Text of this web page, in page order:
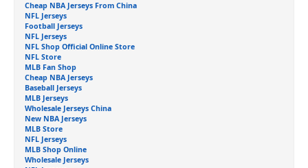
Cheap NBA Jerseys From China
NFL Jerseys
Football Jerseys
NFL Jerseys
NFL Shop Official Online Store
NFL Store
MLB Fan Shop
Cheap NBA Jerseys
Baseball Jerseys
MLB Jerseys
Wholesale Jerseys China
New NBA Jerseys
MLB Store
NFL Jerseys
MLB Shop Online
Wholesale Jerseys